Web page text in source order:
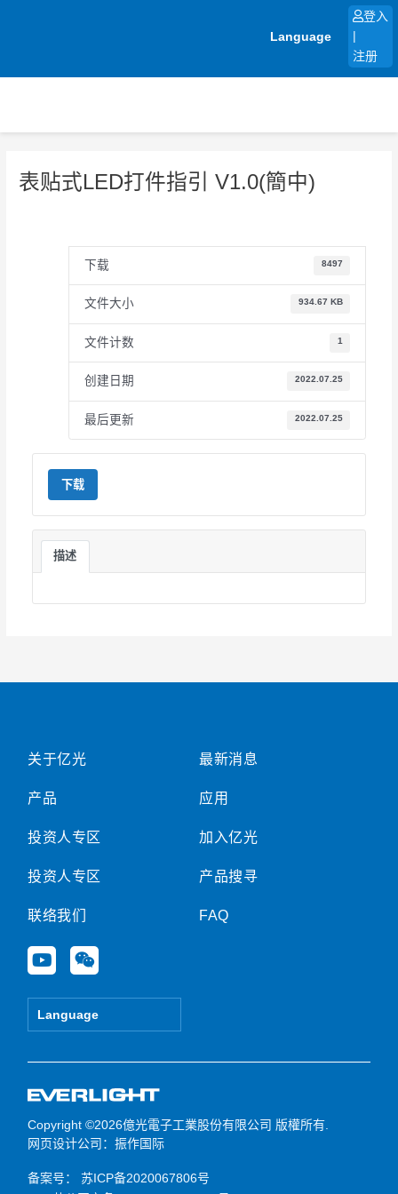
Language
登入
注册
表贴式LED打件指引 V1.0(簡中)
下载 8497
文件大小 934.67 KB
文件计数 1
创建日期 2022.07.25
最后更新 2022.07.25
下载
描述
关于亿光
产品
投资人专区
投资人专区
联络我们
Y
o
u
e
W
e
i
Language
最新消息
应用
加入亿光
产品搜寻
FAQ
Copyright ©2026億光電子工業股份有限公司 版權所有.
网页设计公司 ：振作国际
备案号：
苏ICP备2020067806号